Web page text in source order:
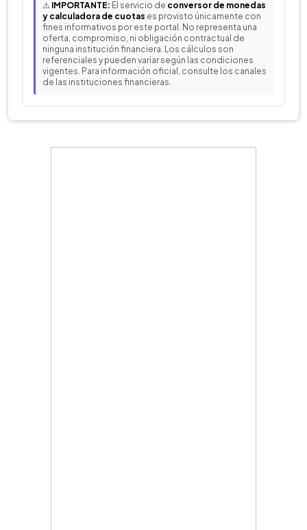
⚠️ IMPORTANTE: El servicio de conversor de monedas
y calculadora de cuotas es provisto únicamente con
fines informativos por este portal. No representa una
oferta, compromiso, ni obligación contractual de
ninguna institución financiera. Los cálculos son
referenciales y pueden variar según las condiciones
vigentes. Para información oficial, consulte los canales
de las instituciones financieras.